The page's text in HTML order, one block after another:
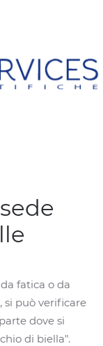
fatica o da
può verificare
dove si
di biella".